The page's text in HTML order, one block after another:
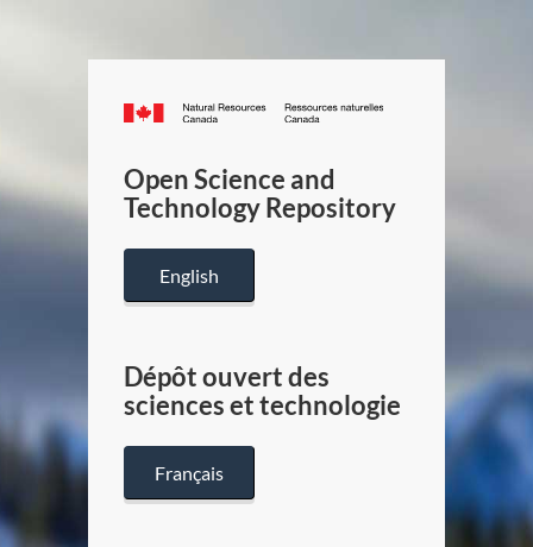
Canada.ca
/
Canada
Open Science and
Technology Repository
English
Dépôt ouvert des
sciences et technologie
Français